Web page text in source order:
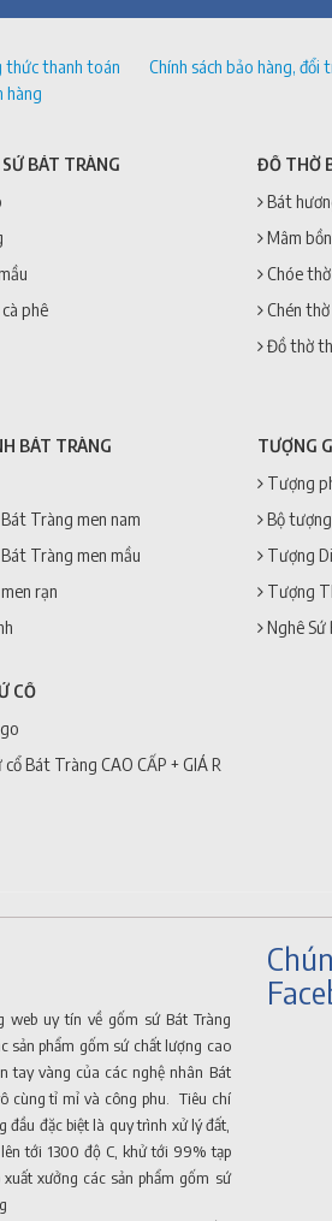
thức thanh toán
Chính sách bảo hàng, đổi
hàng
SỨ BÁT TRÀNG
phê
ĐỒ THỜ
Bát
Mâm
Chóe thờ
Chén thờ
Đồ thờ
BÁT TRÀNG
Tràng men nam
Tràng men mầu
rạn
TƯỢNG
Tượng
Bộ
Tượng
Tượng
Nghê
CỔ
Bát Tràng CAO CẤP + GIÁ RẺ
web uy tín về gốm sứ Bát Tràng
sản phẩm gốm sứ chất lượng cao
tay vàng của các nghệ nhân Bát
cùng tỉ mỉ và công phu. Tiêu chí
đầu đặc biệt là quy trình xử lý đất,
tới 1300 độ C, khử tới 99% tạp
xưởng các sản phẩm gốm sứ